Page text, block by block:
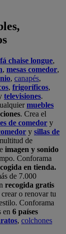
chaise longue,
, mesas comedor,
, canapés,
, frigoríficos,
televisiones.
muebles
. Crea el
de comedor y
y sillas de
de
imagen y sonido
Conforama
en tienda.
de 7.000
recogida gratis
o renovar tu
Conforama
en 6 países
, colchones